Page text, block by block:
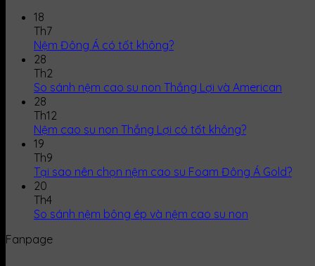
18
Th7
Nệm Đông Á có tốt không?
28
Th2
So sánh nệm cao su non Thắng Lợi và American
28
Th12
Nệm cao su non Thắng Lợi có tốt không?
19
Th9
Tại sao nên chọn nệm cao su Foam Đông Á Gold?
20
Th4
So sánh nệm bông ép và nệm cao su non
Fanpage